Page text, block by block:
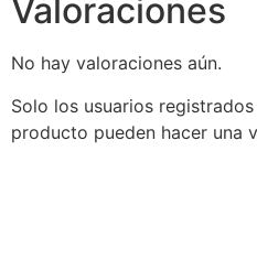
Valoraciones
No hay valoraciones aún.
Solo los usuarios
producto pueden hacer una